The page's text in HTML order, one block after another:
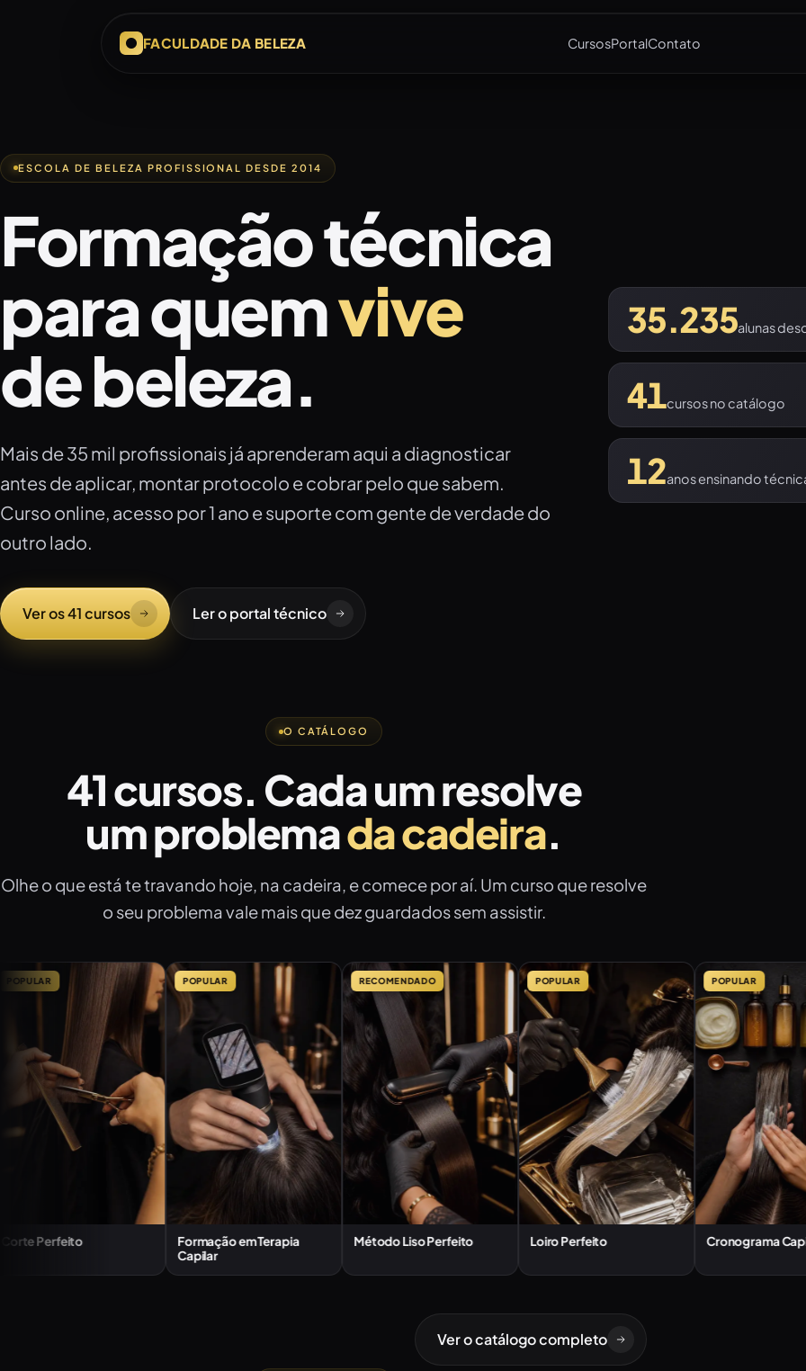
FACULDADE DA BELEZA CursosPortalContato
ESCOLA DE BELEZA PROFISSIONAL DESDE 2014
Formação técnica
para quemvive
de beleza.
Mais de 35 mil profissionais já aprenderam aqui a diagnosticar
antes de aplicar, montar protocolo e cobrar pelo que sabem.
Curso online, acesso por 1 ano e suporte com gente de verdade do
outro lado.
Ver os 41 cursos Ler o portal técnico
35.235alunas
41cursos no catálogo
12anos ensinando
O CATÁLOGO
41 cursos. Cada um resolve
um problemada cadeira.
Olhe o que está te travando hoje, na cadeira, e comece por aí. Um curso que resolve
o seu problema vale mais que dez guardados sem assistir.
POPULAR
Formação em Terapia
RECOMENDADO
Método Liso Perfeito
POPULAR
Loiro Perfeito
POPULAR
Cronograma Capilar
Ver o catálogo completo